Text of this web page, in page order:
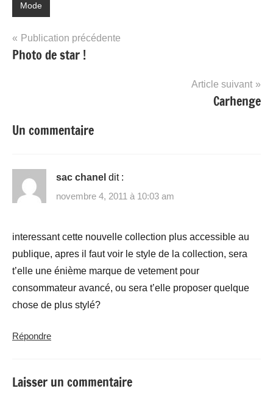
Mode
Navigation
de
Publication précédente
Photo de star !
Article suivant
Carhenge
Un commentaire
sac chanel dit :
novembre 4, 2011 à 10:03 am
interessant cette nouvelle collection plus accessible au
publique, apres il faut voir le style de la collection, sera
t’elle une énième marque de vetement pour
consommateur avancé, ou sera t’elle proposer quelque
chose de plus stylé?
Répondre
Laisser un commentaire